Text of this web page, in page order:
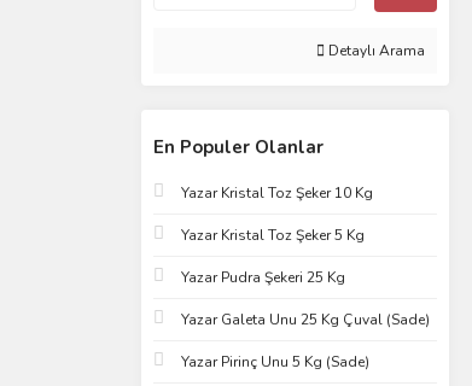
Detaylı Arama
En Populer Olanlar
Yazar Kristal Toz Şeker 10 Kg
Yazar Kristal Toz Şeker 5 Kg
Yazar Pudra Şekeri 25 Kg
Yazar Galeta Unu 25 Kg Çuval (Sade)
Yazar Pirinç Unu 5 Kg (Sade)